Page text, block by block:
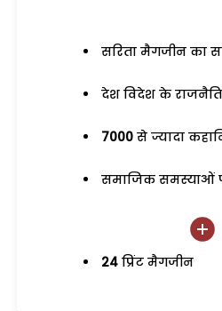
सरिता मैगजीन का
देश विदेश के
7000 से ज्यादा
समाजिक समस्याओं
24 प्रिंट मैगजीन